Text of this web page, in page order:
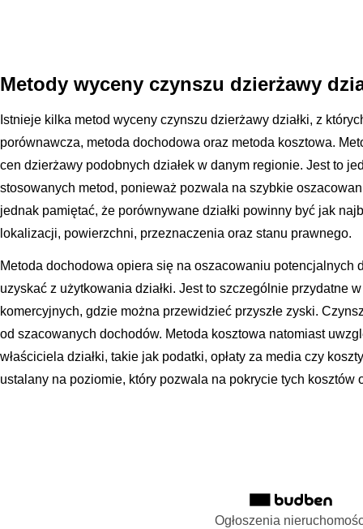
Metody wyceny czynszu dzierżawy
Istnieje kilka metod wyceny czynszu dzierżawy działki, z
porównawcza, metoda dochodowa oraz metoda kosztowa.
cen dzierżawy podobnych działek w danym regionie. Jest to
stosowanych metod, ponieważ pozwala na szybkie
jednak pamiętać, że porównywane działki powinny być jak
lokalizacji, powierzchni, przeznaczenia oraz stanu prawnego.
Metoda dochodowa opiera się na oszacowaniu potencjalnych
uzyskać z użytkowania działki. Jest to szczególnie przydatne
komercyjnych, gdzie można przewidzieć przyszłe zyski.
od szacowanych dochodów. Metoda kosztowa natomiast
właściciela działki, takie jak podatki, opłaty za media czy
ustalany na poziomie, który pozwala na pokrycie tych kosztów
Ogłoszenia